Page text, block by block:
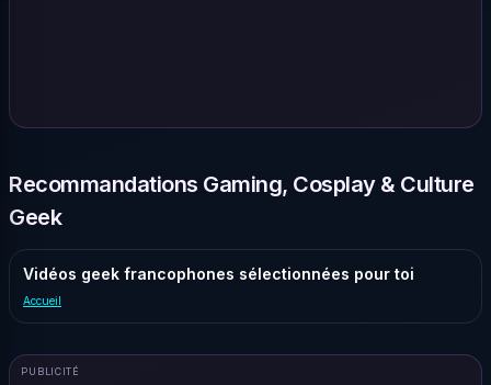
Recommandations Gaming, Cosplay & Culture
Geek
Vidéos geek francophones sélectionnées pour toi
Accueil
PUBLICITÉ